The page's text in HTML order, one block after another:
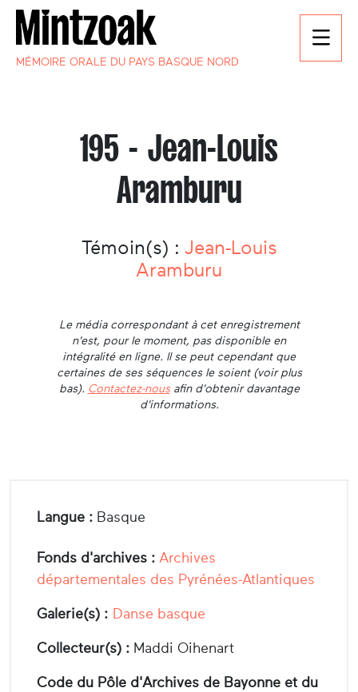
MÉMOIRE ORALE DU PAYS BASQUE NORD
195 - Jean-Louis
Aramburu
Témoin(s) : Jean-Louis
Aramburu
Le média correspondant à cet enregistrement
n'est, pour le moment, pas disponible en
intégralité en ligne. Il se peut cependant que
certaines de ses séquences le soient (voir plus
bas). Contactez-nousafin d'obtenir davantage
d'informations.
Langue : Basque
Fonds d'archives : Archives
départementales des Pyrénées-Atlantiques
Galerie(s) : Danse basque
Collecteur(s) : Maddi Oihenart
Code du Pôle d'Archives de Bayonne et du